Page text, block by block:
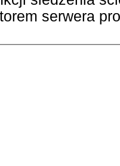
serwera